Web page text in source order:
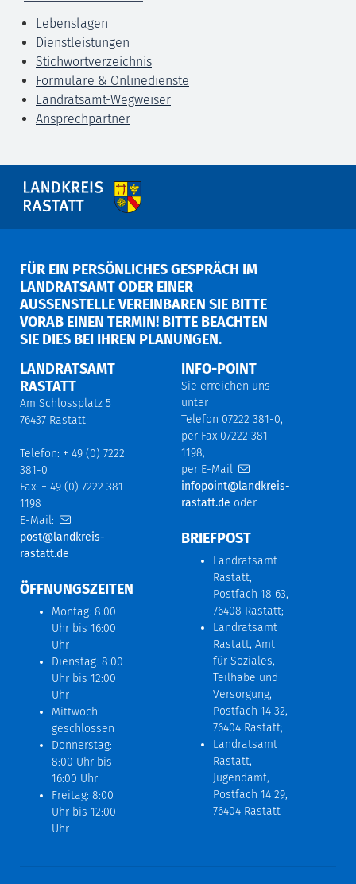
Lebenslagen
Dienstleistungen
Stichwortverzeichnis
Formulare & Onlinedienste
Landratsamt-Wegweiser
Ansprechpartner
FÜR EIN PERSÖNLICHES GESPRÄCH IM
LANDRATSAMT ODER EINER
AUSSENSTELLE VEREINBAREN SIE BITTE V
ORAB EINEN TERMIN! BITTE BEACHTEN S
IE DIES BEI IHREN PLANUNGEN.
LANDRATSAMT
RASTATT
Am Schlossplatz 5
76437 Rastatt
Telefon: + 49 (0) 7222
381-0
Fax: + 49 (0) 7222 381-
1198
E-Mail:
post@landkreis-
rastatt.de
ÖFFNUNGSZEITEN
Montag: 8:00
Uhr bis 16:00
Uhr
Dienstag: 8:00
Uhr bis 12:00
Uhr
Mittwoch:
geschlossen
Donnerstag:
8:00 Uhr bis
16:00 Uhr
Freitag: 8:00
Uhr bis 12:00
Uhr
INFO-POINT
Sie erreichen uns
unter
Telefon 07222 381-0,
per Fax 07222 381-
1198,
per E-Mail
infopoint@landkreis-
rastatt.de oder
BRIEFPOST
Landratsamt
Rastatt,
Postfach 18 63,
76408 Rastatt;
Landratsamt
Rastatt, Amt
für Soziales,
Teilhabe und
Versorgung,
Postfach 14 32,
76404 Rastatt;
Landratsamt
Rastatt,
Jugendamt,
Postfach 14 29,
76404 Rastatt